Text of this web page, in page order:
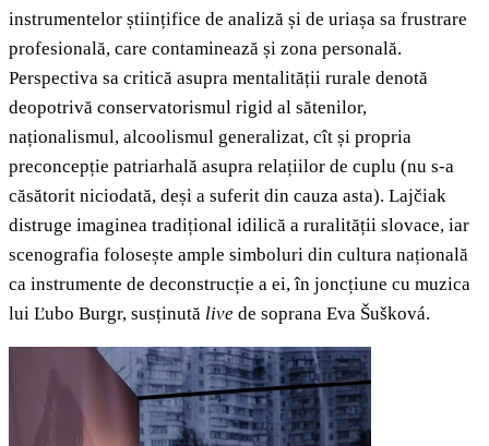
instrumentelor științifice de analiză și de uriașa sa frustrare
profesională, care contaminează și zona personală.
Perspectiva sa critică asupra mentalității rurale denotă
deopotrivă conservatorismul rigid al sătenilor,
naționalismul, alcoolismul generalizat, cît și propria
preconcepție patriarhală asupra relațiilor de cuplu (nu s-a
căsătorit niciodată, deși a suferit din cauza asta). Lajčiak
distruge imaginea tradițional idilică a ruralității slovace, iar
scenografia folosește ample simboluri din cultura națională
ca instrumente de deconstrucție a ei, în joncțiune cu muzica
lui Ľubo Burgr, susținută live de soprana Eva Šušková.